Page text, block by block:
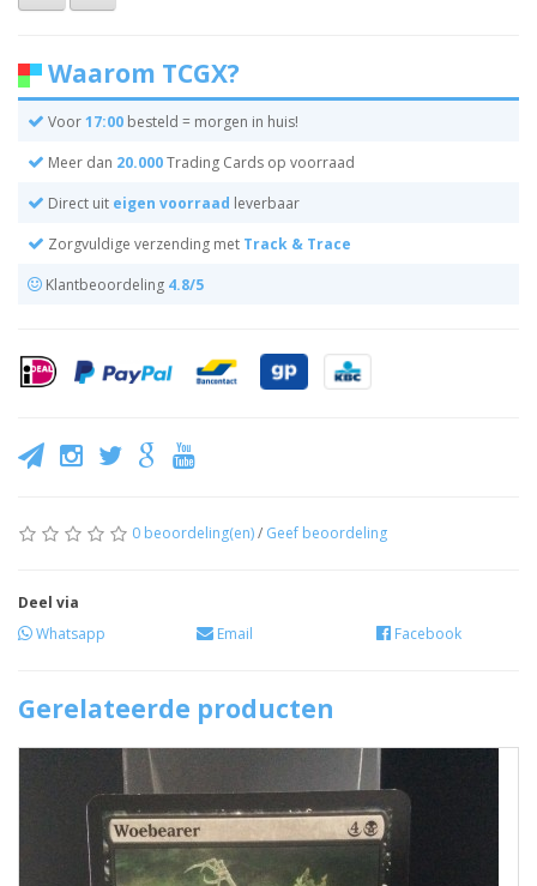
Waarom TCGX?
Voor17:00 besteld = morgen in huis!
Meer dan 20.000Trading Cards op voorraad
Direct uit eigen voorraad leverbaar
Zorgvuldige verzending met Track & Trace
Klantbeoordeling 4.8/5
0 beoordeling(en)/ Geef beoordeling
Deel via
Whatsapp
Email Facebook
Gerelateerde producten